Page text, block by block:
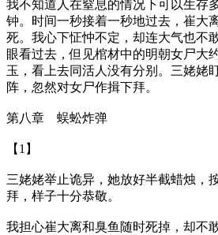
我不知道人在窒息的情况下可以生存
钟。时间一秒接着一秒地过去，崔大
死。我心下怔忡不定，却连大气也不
眼看过去，但见棺材中的明朝女尸大
玉，看上去同活人没有分别。三姥姥
阵，忽然对女尸作揖下拜。
第八章 蜈蚣炸弹
【1】
三姥姥举止诡异，她放好半截蜡烛，
拜，样子十分恭敬。
我担心崔大离和臭鱼随时死掉，却不